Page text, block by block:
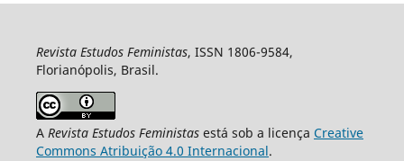
Revista Estudos Feministas, ISSN 1806-9584,
Florianópolis, Brasil.
A Revista Estudos Feministasestá sob a licença Creative
Commons Atribuição 4.0 Internacional.